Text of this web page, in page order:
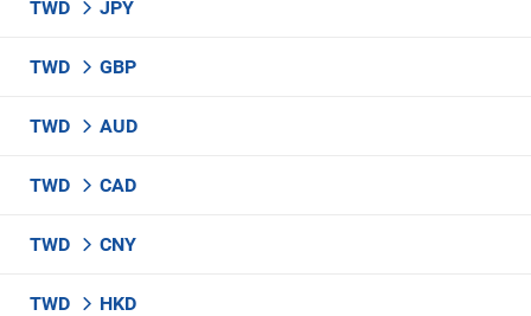
TWD JPY
TWD GBP
TWD AUD
TWD CAD
TWD CNY
TWD HKD